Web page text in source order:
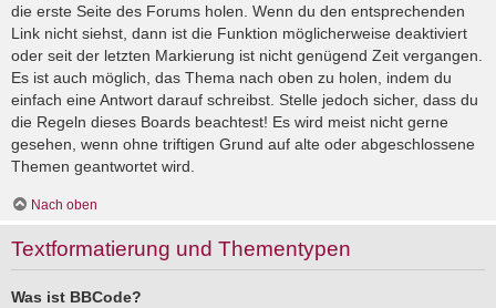
die erste Seite des Forums holen. Wenn du den entsprechenden
Link nicht siehst, dann ist die Funktion möglicherweise deaktiviert
oder seit der letzten Markierung ist nicht genügend Zeit vergangen.
Es ist auch möglich, das Thema nach oben zu holen, indem du
einfach eine Antwort darauf schreibst. Stelle jedoch sicher, dass du
die Regeln dieses Boards beachtest! Es wird meist nicht gerne
gesehen, wenn ohne triftigen Grund auf alte oder abgeschlossene
Themen geantwortet wird.
Nach oben
Textformatierung und Thementypen
Was ist BBCode?